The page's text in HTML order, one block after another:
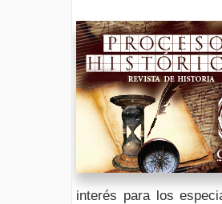
interés para los